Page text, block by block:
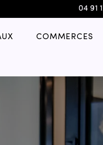
04 91
COMMERCES